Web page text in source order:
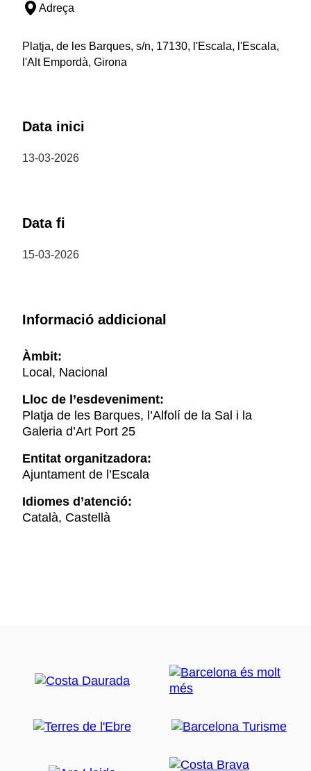
Adreça
Platja, de les Barques, s/n, 17130, l'Escala, l'Escala,
l'Alt Empordà, Girona
Data inici
13-03-2026
Data fi
15-03-2026
Informació addicional
Àmbit:
Local, Nacional
Lloc de l’esdeveniment:
Platja de les Barques, l’Alfolí de la Sal i la
Galeria d’Art Port 25
Entitat organitzadora:
Ajuntament de l’Escala
Idiomes d’atenció:
Català, Castellà